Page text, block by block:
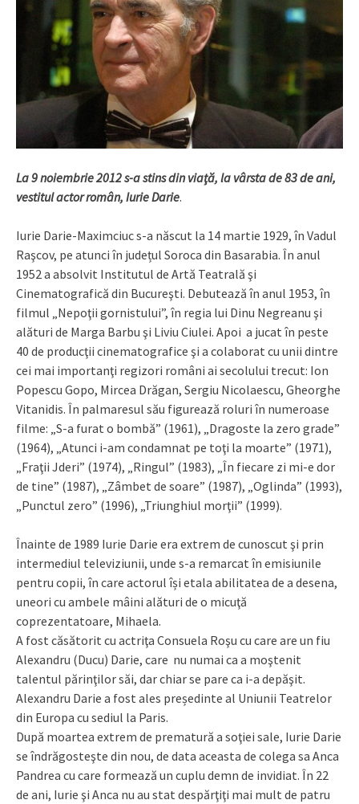
La 9 noiembrie 2012 s-a stins din viaţă, la vârsta de 83 de ani,
vestitul actor român, Iurie Darie.
Iurie Darie-Maximciuc s-a născut la 14 martie 1929, în Vadul
Raşcov, pe atunci în județul Soroca din Basarabia. În anul
1952 a absolvit Institutul de Artă Teatrală şi
Cinematografică din Bucureşti. Debutează în anul 1953, în
filmul „Nepoţii gornistului”, în regia lui Dinu Negreanu şi
alături de Marga Barbu şi Liviu Ciulei. Apoi a jucat în peste
40 de producţii cinematografice şi a colaborat cu unii dintre
cei mai importanţi regizori români ai secolului trecut: Ion
Popescu Gopo, Mircea Drăgan, Sergiu Nicolaescu, Gheorghe
Vitanidis. În palmaresul său figurează roluri în numeroase
filme: „S-a furat o bombă” (1961), „Dragoste la zero grade”
(1964), „Atunci i-am condamnat pe toţi la moarte” (1971),
„Fraţii Jderi” (1974), „Ringul” (1983), „În fiecare zi mi-e dor
de tine” (1987), „Zâmbet de soare” (1987), „Oglinda” (1993),
„Punctul zero” (1996), „Triunghiul morţii” (1999).
Înainte de 1989 Iurie Darie era extrem de cunoscut şi prin
intermediul televiziunii, unde s-a remarcat în emisiunile
pentru copii, în care actorul își etala abilitatea de a desena,
uneori cu ambele mâini alături de o micuţă
coprezentatoare, Mihaela.
A fost căsătorit cu actriţa Consuela Roşu cu care are un fiu
Alexandru (Ducu) Darie, care nu numai ca a moştenit
talentul părinţilor săi, dar chiar se pare ca i-a depăşit.
Alexandru Darie a fost ales președinte al Uniunii Teatrelor
din Europa cu sediul la Paris.
După moartea extrem de prematură a soţiei sale, Iurie Darie
se îndrăgosteşte din nou, de data aceasta de colega sa Anca
Pandrea cu care formează un cuplu demn de invidiat. În 22
de ani, Iurie şi Anca nu au stat despărţiţi mai mult de patru